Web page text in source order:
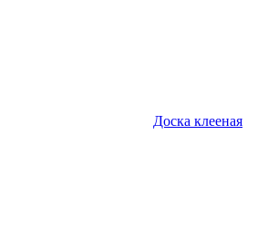
Доска клееная